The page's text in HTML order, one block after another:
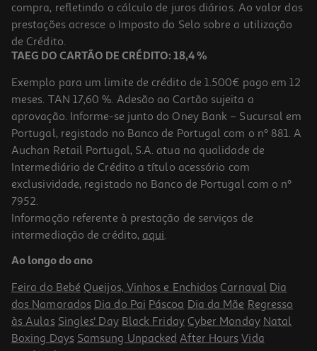
13.97 €/Lt
Price reduced from
5,99 €to
4,19 €
Promoção
compra, refletindo o cálculo de juros diários. Ao valor das
prestações acresce o Imposto do Selo sobre a utilização
de Crédito.
TAEG DO CARTÃO DE CRÉDITO: 18,4 %
Exemplo para um limite de crédito de 1.500€ pago em 12
meses. TAN 17,60 %. Adesão ao Cartão sujeita a
aprovação. Informe-se junto do Oney Bank – Sucursal em
Portugal, registado no Banco de Portugal com o nº 881. A
Auchan Retail Portugal, S.A. atua na qualidade de
Intermediário de Crédito a título acessório com
exclusividade, registado no Banco de Portugal com o nº
7952.
Informação referente à prestação de serviços de
intermediação de crédito, aqui.
Ao longo do ano
Feira do Bebé Queijos, Vinhos e Enchidos Carnaval Dia
dos Namorados Dia do Pai Páscoa Dia da Mãe Regresso
às Aulas Singles' Day Black Friday Cyber Monday Natal
Boxing Days Samsung Unpacked After Hours Vida